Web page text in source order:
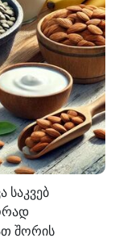
საკვებ
შორის